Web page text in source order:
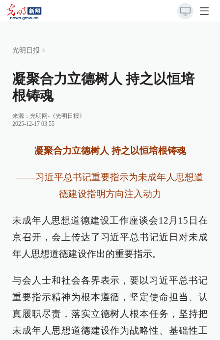
光明日报 >
凝聚合力立德树人 持之以恒培
根铸魂
来源： 光明网-《光明日报》
2025-12-17 03:55
凝聚合力立德树人 持之以恒培根铸魂
——习近平总书记重要指示为未成年人思想道
德建设指明方向注入动力
未成年人思想道德建设工作座谈会12月15日在
京召开，会上传达了习近平总书记近日对未成
年人思想道德建设作出的重要指示。
与会人士和社会各界表示，要以习近平总书记
重要指示精神为根本遵循，坚定使命担当、认
真履职尽责，落实立德树人根本任务，坚持把
未成年人思想道德建设作为战略性、基础性工